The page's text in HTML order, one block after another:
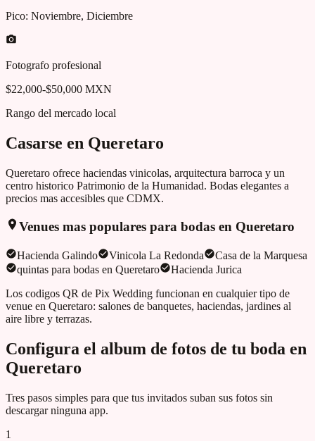
Pico: Noviembre, Diciembre
Fotografo profesional
$22,000-$50,000 MXN
Rango del mercado local
Casarse en Queretaro
Queretaro ofrece haciendas vinicolas, arquitectura barroca y un
centro historico Patrimonio de la Humanidad. Bodas elegantes a
precios mas accesibles que CDMX.
Venues mas populares para bodas en Queretaro
Hacienda Galindo Vinicola La Redonda
Casa de la Marquesa
quintas para bodas en Queretaro
Hacienda Jurica
Los codigos QR de Pix Wedding funcionan en cualquier tipo de
venue en Queretaro: salones de banquetes, haciendas, jardines al
aire libre y terrazas.
Configura el album de fotos de tu boda en
Queretaro
Tres pasos simples para que tus invitados suban sus fotos sin
descargar ninguna app.
1